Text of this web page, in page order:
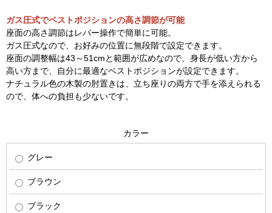
ガス圧式でベストポジションの高さ調節が可能
座面の高さ調節はレバー操作で簡単に可能。
ガス圧式なので、お好みの位置に無段階で設定できます。
座面の調整幅は43～51cmと範囲が広めなので、身長が低い方から
高い方まで、自分に最適なベストポジションが設定できます。
ナチュラル色の木製の肘置きは、立ち座りの両方で手を添えられる
ので、体への負担も少ないです。
カラー
グレー
ブラウン
ブラック